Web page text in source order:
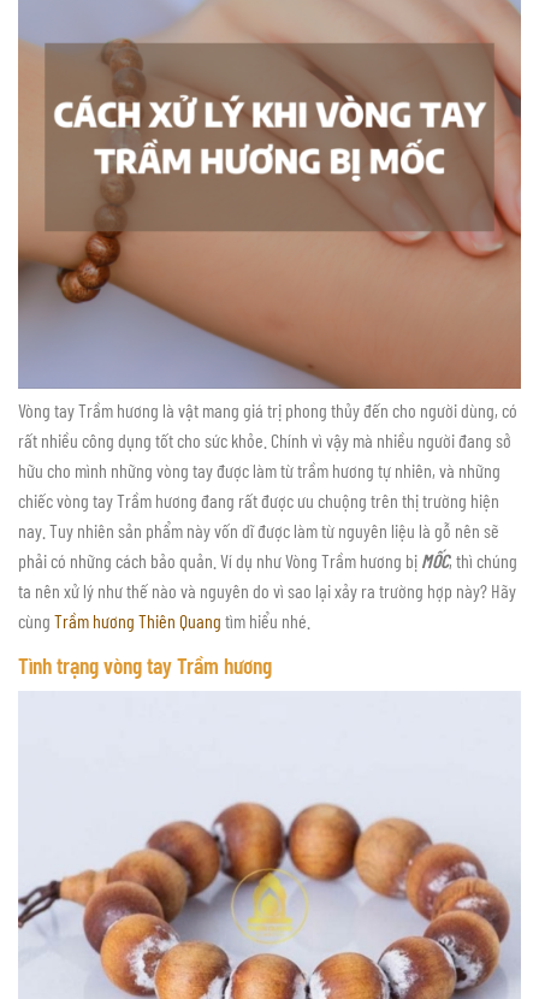
Vòng tay Trầm hương là vật mang giá trị phong thủy đến cho người dùng, có
rất nhiều công dụng tốt cho sức khỏe. Chính vì vậy mà nhiều người đang sở
hữu cho mình những vòng tay được làm từ trầm hương tự nhiên, và những
chiếc vòng tay Trầm hương đang rất được ưu chuộng trên thị trường hiện
nay. Tuy nhiên sản phẩm này vốn dĩ được làm từ nguyên liệu là gỗ nên sẽ
phải có những cách bảo quản. Ví dụ như Vòng Trầm hương bị MỐC, thì chúng
ta nên xử lý như thế nào và nguyên do vì sao lại xảy ra trường hợp này? Hãy
cùng Trầm hương Thiên Quang tìm hiểu nhé.
Tình trạng vòng tay Trầm hương